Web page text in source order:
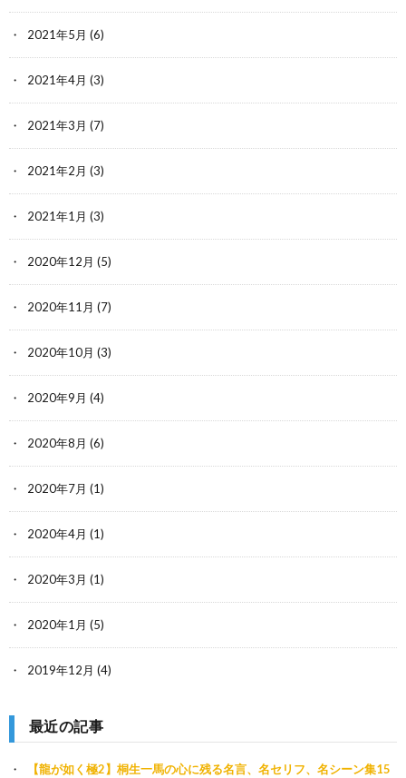
2021年5月 (6)
2021年4月 (3)
2021年3月 (7)
2021年2月 (3)
2021年1月 (3)
2020年12月 (5)
2020年11月 (7)
2020年10月 (3)
2020年9月 (4)
2020年8月 (6)
2020年7月 (1)
2020年4月 (1)
2020年3月 (1)
2020年1月 (5)
2019年12月 (4)
最近の記事
【龍が如く極2】桐生一馬の心に残る名言、名セリフ、名シーン集15